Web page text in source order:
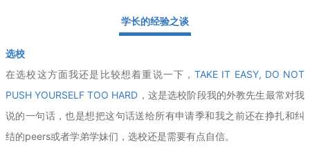
学长的经验之谈
选校
在选校这方面我还是比较想着重说一下，TAKE IT EASY, DO NOT
PUSH YOURSELF TOO HARD ，这是选校阶段我的外教先生最常对我
说的一句话，也是想把这句话送给所有申请季和我之前还在挣扎和纠
结的peers或者学弟学妹们，选校还是需要有点自信。